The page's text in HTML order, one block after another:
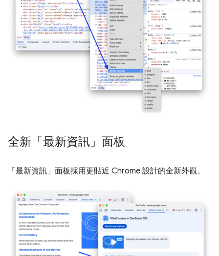
全新「最新資訊」面板
「最新資訊」 面板採用更貼近 Chrome 設計的全新外觀。